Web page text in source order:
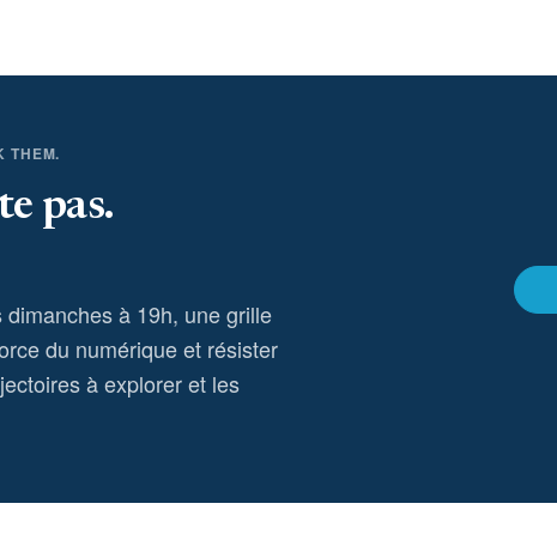
THEM.
pas.
à 19h, une grille
du numérique et résister
à explorer et les